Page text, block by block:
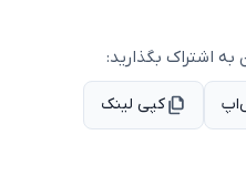
به اشتراک بگذارید:
کپی لینک